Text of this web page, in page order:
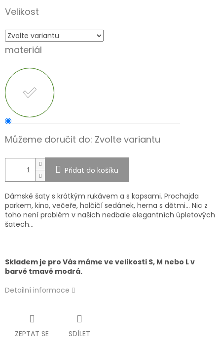
Velikost
materiál
Můžeme doručit do: Zvolte variantu
Přidat do košíku
Dámské šaty s krátkým rukávem a s kapsami. Prochajda
parkem, kino, večeře, holčičí sedánek, herna s dětmi... Nic z
toho není problém v našich nedbale elegantních úpletových
šatech...
Skladem je pro Vás máme ve velikosti S, M nebo L v
barvě tmavě modrá.
Detailní informace
ZEPTAT SE SDÍLET